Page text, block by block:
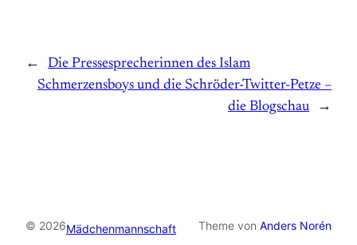
←
Die Pressesprecherinnen des Islam
Schmerzensboys und die Schröder-Twitter-Petze –
die Blogschau
→
© 2026Mädchenmannschaft Theme von Anders Norén